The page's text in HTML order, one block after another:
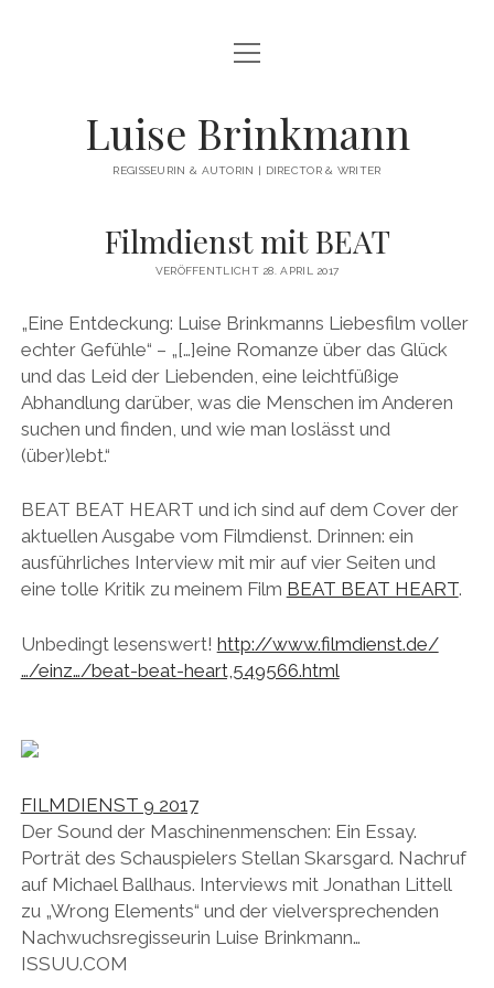
WILLKOMMEN
FILMBEISPIELE Menü
DEIN PERFEKTES JAHR
ZITTERINCHEN
AUF UND ABLEBEN
KALT KÜSSEN
COURTAGE
NEBENAN
SPIELFILM-REIHEN & SERIEN Menü
öffnen
NÄCHSTE AUSFAHRT GLÜCK
MALIBU
SOUP OF THE DAY
DOKUMENTARFILME
öffnen
I SLEEP IN THE RIVER’S BED
EVA
IN ENTWICKLUNG Menü
öffnen
12 MAL JULI
MR RIGHT NOW (AT)
PRESSE
KONTAKT Menü
öffnen
KONTAKT
DEUTSCH Menü
ENGLISH
instagram
linkedinemail vimeo
Menü
öffnen
Luise Brinkmann
REGISSEURIN & AUTORIN | DIRECTOR & WRITER
Filmdienst mit BEAT
VERÖFFENTLICHT 28. APRIL 2017
„Eine Entdeckung: Luise Brinkmanns Liebesfilm voller
echter Gefühle“ – „[…]eine Romanze über das Glück
und das Leid der Liebenden, eine leichtfüßige
Abhandlung darüber, was die Menschen im Anderen
suchen und finden, und wie man loslässt und
(über)lebt.“
BEAT BEAT HEART und ich sind auf dem Cover der
aktuellen Ausgabe vom Filmdienst. Drinnen: ein
ausführliches Interview mit mir auf vier Seiten und
eine tolle Kritik zu meinem Film BEAT BEAT HEART.
Unbedingt lesenswert! http://www.filmdienst.de/
…/einz…/beat-beat-heart,549566.html
FILMDIENST 9 2017
Der Sound der Maschinenmenschen: Ein Essay.
Porträt des Schauspielers Stellan Skarsgard. Nachruf
auf Michael Ballhaus. Interviews mit Jonathan Littell
zu „Wrong Elements“ und der vielversprechenden
Nachwuchsregisseurin Luise Brinkmann…
ISSUU.COM